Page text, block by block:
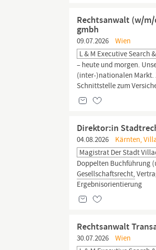
Rechtsanwalt (w/
gmbh
09.07.2026
Wien
L & M Executive Search
– heute und morgen.
(inter-)nationalen Markt.
Schnittstelle zum
Direktor:in
04.08.2026
Kärnten,
Magistrat Der Stadt
Doppelten Buchführung
Gesellschaftsrecht,
Ergebnisorientierung
Rechtsanwalt
30.07.2026
Wien